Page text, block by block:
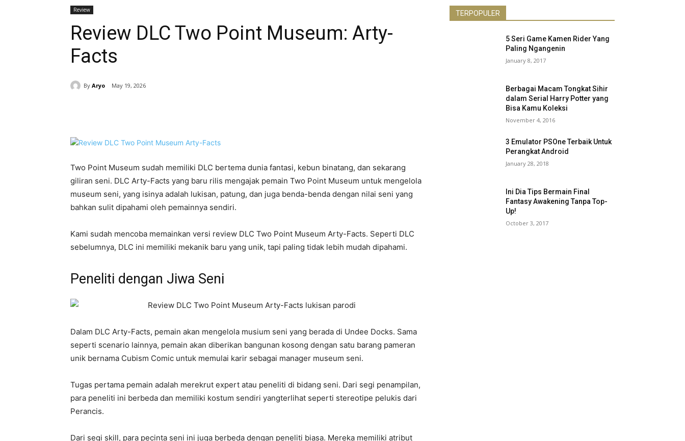
Review
Review DLC Two Point Museum: Arty-
Facts
By Aryo May 19, 2026
Two Point Museum sudah memiliki DLC bertema dunia fantasi, kebun binatang, dan sekarang
giliran seni. DLC Arty-Facts yang baru rilis mengajak pemain Two Point Museum untuk mengelola
museum seni, yang isinya adalah lukisan, patung, dan juga benda-benda dengan nilai seni yang
bahkan sulit dipahami oleh pemainnya sendiri.
Kami sudah mencoba memainkan versi review DLC Two Point Museum Arty-Facts. Seperti DLC
sebelumnya, DLC ini memiliki mekanik baru yang unik, tapi paling tidak lebih mudah dipahami.
Peneliti dengan Jiwa Seni
Dalam DLC Arty-Facts, pemain akan mengelola musium seni yang berada di Undee Docks. Sama
seperti scenario lainnya, pemain akan diberikan bangunan kosong dengan satu barang pameran
unik bernama Cubism Comic untuk memulai karir sebagai manager museum seni.
Tugas pertama pemain adalah merekrut expert atau peneliti di bidang seni. Dari segi penampilan,
para peneliti ini berbeda dan memiliki kostum sendiri yangterlihat seperti stereotipe pelukis dari
Perancis.
Dari segi skill, para pecinta seni ini juga berbeda dengan peneliti biasa. Mereka memiliki atribut
TERPOPULER
5 Seri Game Kamen Rider Yang
Paling Ngangenin
January 8, 2017
Berbagai Macam Tongkat Sihir
dalam Serial Harry Potter yang
Bisa Kamu Koleksi
November 4, 2016
3 Emulator PSOne Terbaik Untuk
Perangkat Android
January 28, 2018
Ini Dia Tips Bermain Final
Fantasy Awakening Tanpa Top-
Up!
October 3, 2017